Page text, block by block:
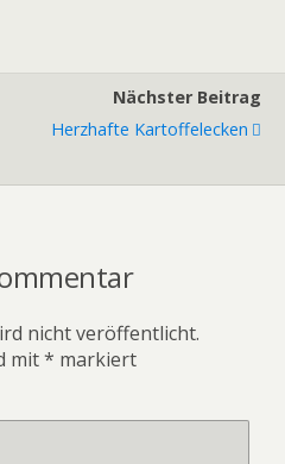
Nächster Beitrag
Herzhafte Kartoffelecken
nicht veröffentlicht.
mit* markiert